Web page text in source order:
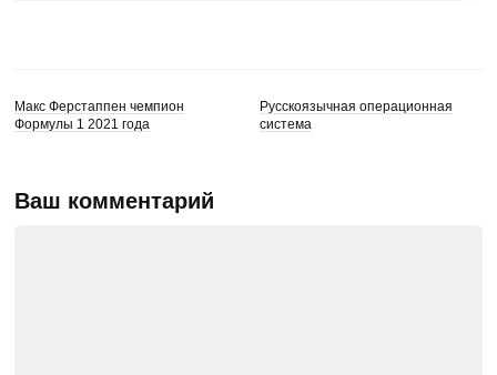
Макс Ферстаппен чемпион
Формулы 1 2021 года
Русскоязычная операционная
система
Ваш комментарий